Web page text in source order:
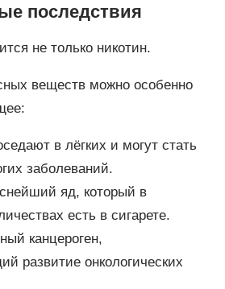
последствия
не только никотин.
веществ можно особенно
в лёгких и могут стать
заболеваний.
яд, который в
есть в сигарете.
канцероген,
развитие онкологических